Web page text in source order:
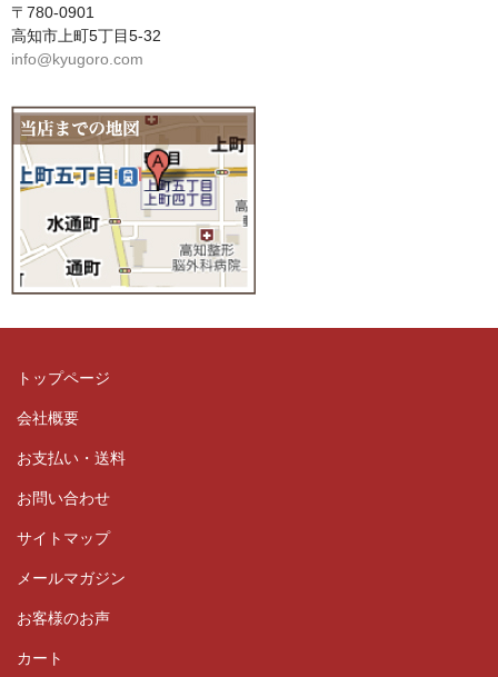
〒780-0901
高知市上町5丁目5-32
info@kyugoro.com
トップページ
会社概要
お支払い・送料
お問い合わせ
サイトマップ
メールマガジン
お客様のお声
カート